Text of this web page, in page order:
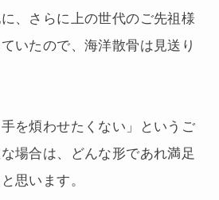
、さらに上の世代のご先祖様
いたので、海洋散骨は見送り
を煩わせたくない」というご
場合は、どんな形であれ満足
思います。